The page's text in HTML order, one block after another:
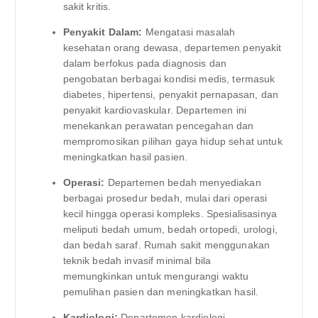
sakit kritis.
Penyakit Dalam: Mengatasi masalah
kesehatan orang dewasa, departemen penyakit
dalam berfokus pada diagnosis dan
pengobatan berbagai kondisi medis, termasuk
diabetes, hipertensi, penyakit pernapasan, dan
penyakit kardiovaskular. Departemen ini
menekankan perawatan pencegahan dan
mempromosikan pilihan gaya hidup sehat untuk
meningkatkan hasil pasien.
Operasi: Departemen bedah menyediakan
berbagai prosedur bedah, mulai dari operasi
kecil hingga operasi kompleks. Spesialisasinya
meliputi bedah umum, bedah ortopedi, urologi,
dan bedah saraf. Rumah sakit menggunakan
teknik bedah invasif minimal bila
memungkinkan untuk mengurangi waktu
pemulihan pasien dan meningkatkan hasil.